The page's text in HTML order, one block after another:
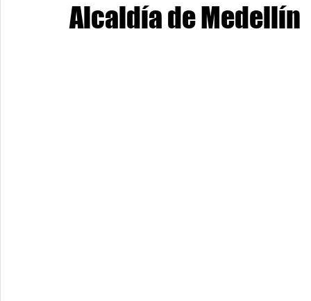
Alcaldía de Medellín